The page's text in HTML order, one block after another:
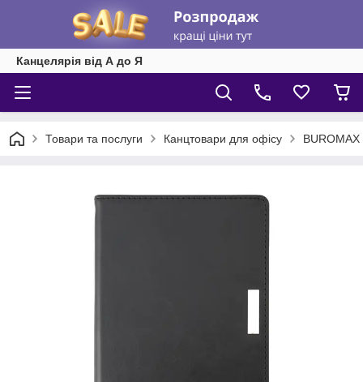
Канцелярія від А до Я
Товари та послуги Канцтовари для офісу